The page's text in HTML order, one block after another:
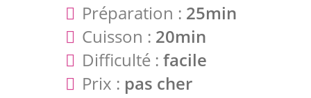
Préparation : 25min
Cuisson : 20min
Difficulté : facile
Prix : pas cher